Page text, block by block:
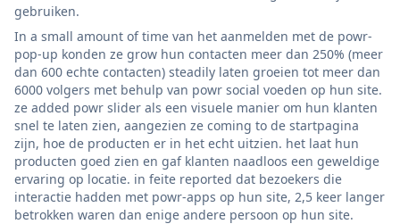
gebruiken.
In a small amount of time van het aanmelden met de powr-
pop-up konden ze grow hun contacten meer dan 250% (meer
dan 600 echte contacten) steadily laten groeien tot meer dan
6000 volgers met behulp van powr social voeden op hun site.
ze added powr slider als een visuele manier om hun klanten
snel te laten zien, aangezien ze coming to de startpagina
zijn, hoe de producten er in het echt uitzien. het laat hun
producten goed zien en gaf klanten naadloos een geweldige
ervaring op locatie. in feite reported dat bezoekers die
interactie hadden met powr-apps op hun site, 2,5 keer langer
betrokken waren dan enige andere persoon op hun site.